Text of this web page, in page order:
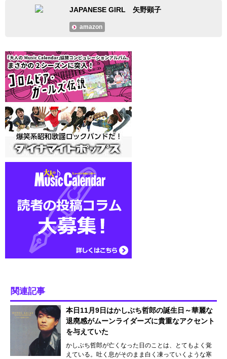
JAPANESE GIRL 矢野顕子
amazon
関連記事
本日11月9日はかしぶち哲郎の誕生日～華麗な
退廃感がムーンライダーズに貴重なアクセント
を与えていた
かしぶち哲郎が亡くなった日のことは、とてもよく覚
えている。吐く息がそのまま白く凍っていくような寒